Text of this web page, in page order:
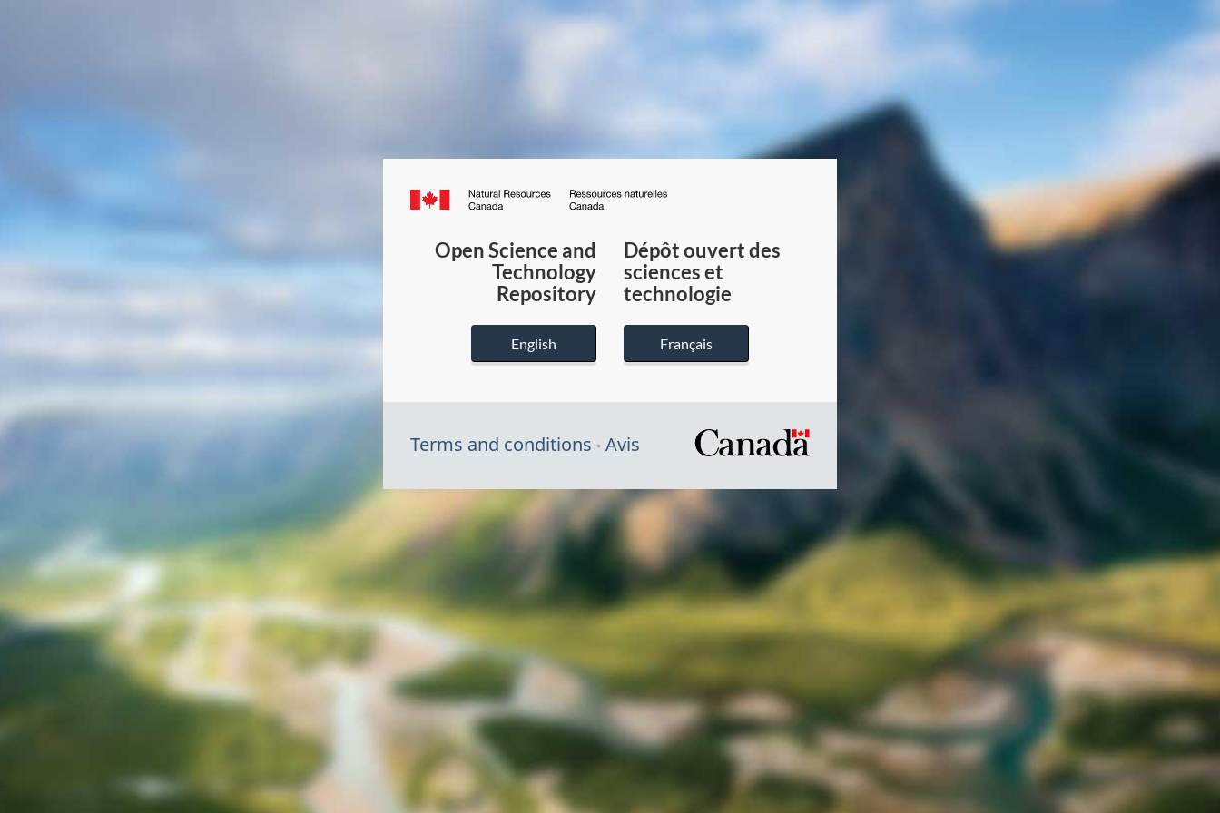
Canada.ca
du
Canada
Open Science and
Technology
Repository
English
Dépôt ouvert des
sciences et
technologie
Français
Terms and conditions Avis
/
gouvernement
du